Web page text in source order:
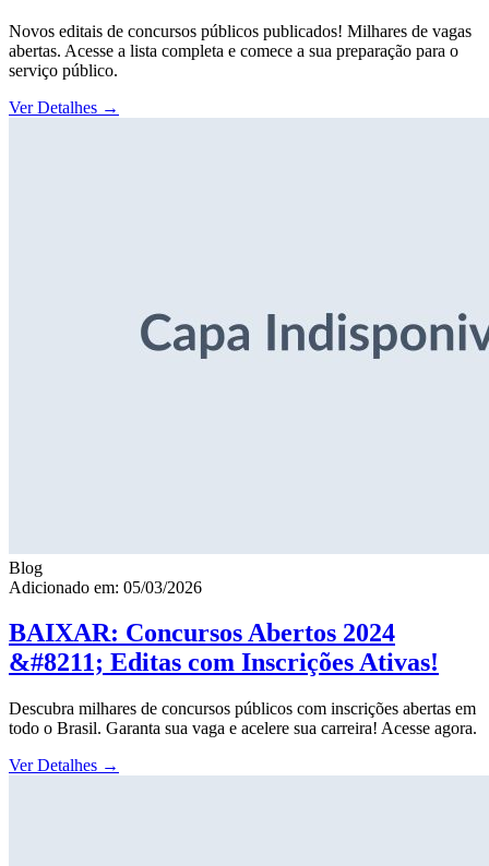
Novos editais de concursos públicos publicados! Milhares de vagas
abertas. Acesse a lista completa e comece a sua preparação para o
serviço público.
Ver Detalhes →
Blog
Adicionado em: 05/03/2026
BAIXAR: Concursos Abertos 2024
&#8211; Editas com Inscrições Ativas!
Descubra milhares de concursos públicos com inscrições abertas em
todo o Brasil. Garanta sua vaga e acelere sua carreira! Acesse agora.
Ver Detalhes →